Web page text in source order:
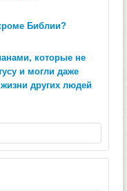
Библии?
которые не
и могли даже
других людей